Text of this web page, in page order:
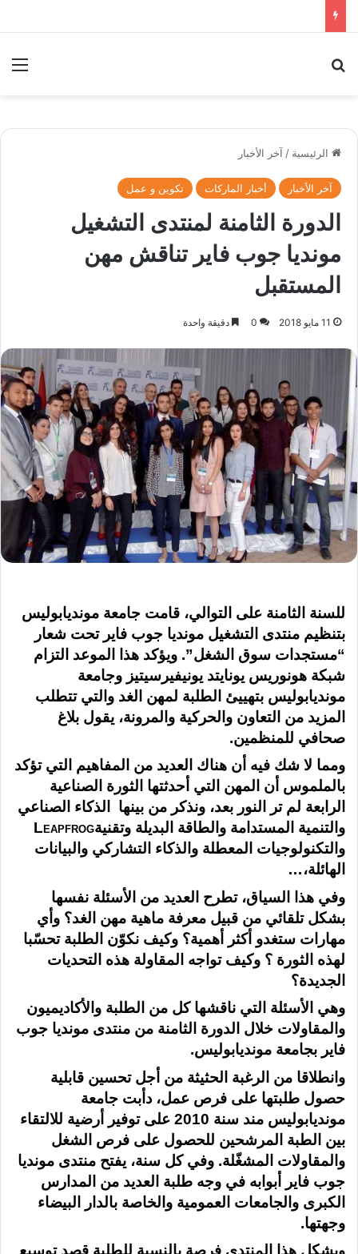
الرئيسية / آخر الأخبار
آخر الأخبار أخبار الماركات تكوين و عمل
الدورة الثامنة لمنتدى التشغيل
مونديا جوب فاير تناقش مهن
المستقبل
11 مايو 2018 0 دقيقة واحدة
للسنة الثامنة على التوالي، قامت جامعة مونديابوليس
بتنظيم منتدى التشغيل مونديا جوب فاير تحت شعار
“مستجدات سوق الشغل”. ويؤكد هذا الموعد التزام
شبكة هونوريس يونايتد يونيفيرسيتيز وجامعة
مونديابوليس بتهييئ الطلبة لمهن الغد والتي تتطلب
المزيد من التعاون والحركية والمرونة، يقول بلاغ
صحافي للمنظمين.
ومما لا شك فيه أن هناك العديد من المفاهيم التي تؤكد
بالملموس أن المهن التي أحدثتها الثورة الصناعية
الرابعة لم تر النور بعد، ونذكر من بينها الذكاء الصناعي
والتنمية المستدامة والطاقة البديلة وتقنيةLeapfrog
والتكنولوجيات المعطلة والذكاء التشاركي والبيانات
الهائلة،…
وفي هذا السياق، تطرح العديد من الأسئلة نفسها
بشكل تلقائي من قبيل معرفة ماهية مهن الغد؟ وأي
مهارات ستغدو أكثر أهمية؟ وكيف نكوّن الطلبة تحسّبا
لهذه الثورة ؟ وكيف تواجه المقاولة هذه التحديات
الجديدة؟
وهي الأسئلة التي ناقشها كل من الطلبة والأكاديميون
والمقاولات خلال الدورة الثامنة من منتدى مونديا جوب
فاير بجامعة مونديابوليس.
وانطلاقا من الرغبة الحثيثة من أجل تحسين قابلية
حصول طلبتها على فرص عمل، دأبت جامعة
مونديابوليس مند سنة 2010 على توفير أرضية للالتقاء
بين الطبة المرشحين للحصول على فرص الشغل
والمقاولات المشغّلة. وفي كل سنة، يفتح منتدى مونديا
جوب فاير
أبوابه في وجه طلبة العديد من المدارس
الكبرى والجامعات العمومية والخاصة بالدار البيضاء
وجهتها.
ويشكل هذا المنتدى فرصة بالنسبة للطلبة قصد توسيع